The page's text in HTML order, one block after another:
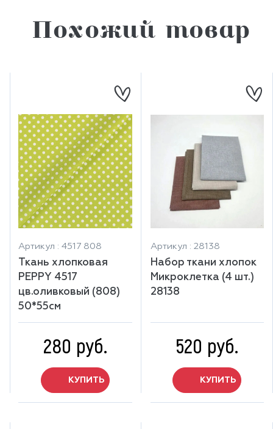
Похожий товар
Артикул : 4517 808
Ткань хлопковая
PEPPY 4517
цв.оливковый (808)
50*55см
280 руб.
КУПИТЬ
Артикул : 28138
Набор ткани хлопок
Микроклетка (4 шт.)
28138
520 руб.
КУПИТЬ